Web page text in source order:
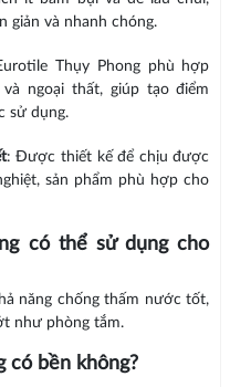
giản và nhanh chóng.
Thụy Phong phù hợp
ngoại thất, giúp tạo điểm
sử dụng.
: Được thiết kế để chịu được
sản phẩm phù hợp cho
có thể sử dụng cho
năng chống thấm nước tốt,
như phòng tắm.
có bền không?